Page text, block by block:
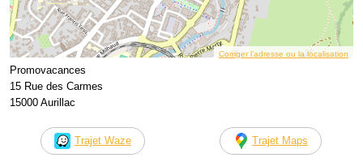
Corriger l’adresse ou la localisation
Promovacances
15 Rue des Carmes
15000 Aurillac
Trajet Waze Trajet Maps